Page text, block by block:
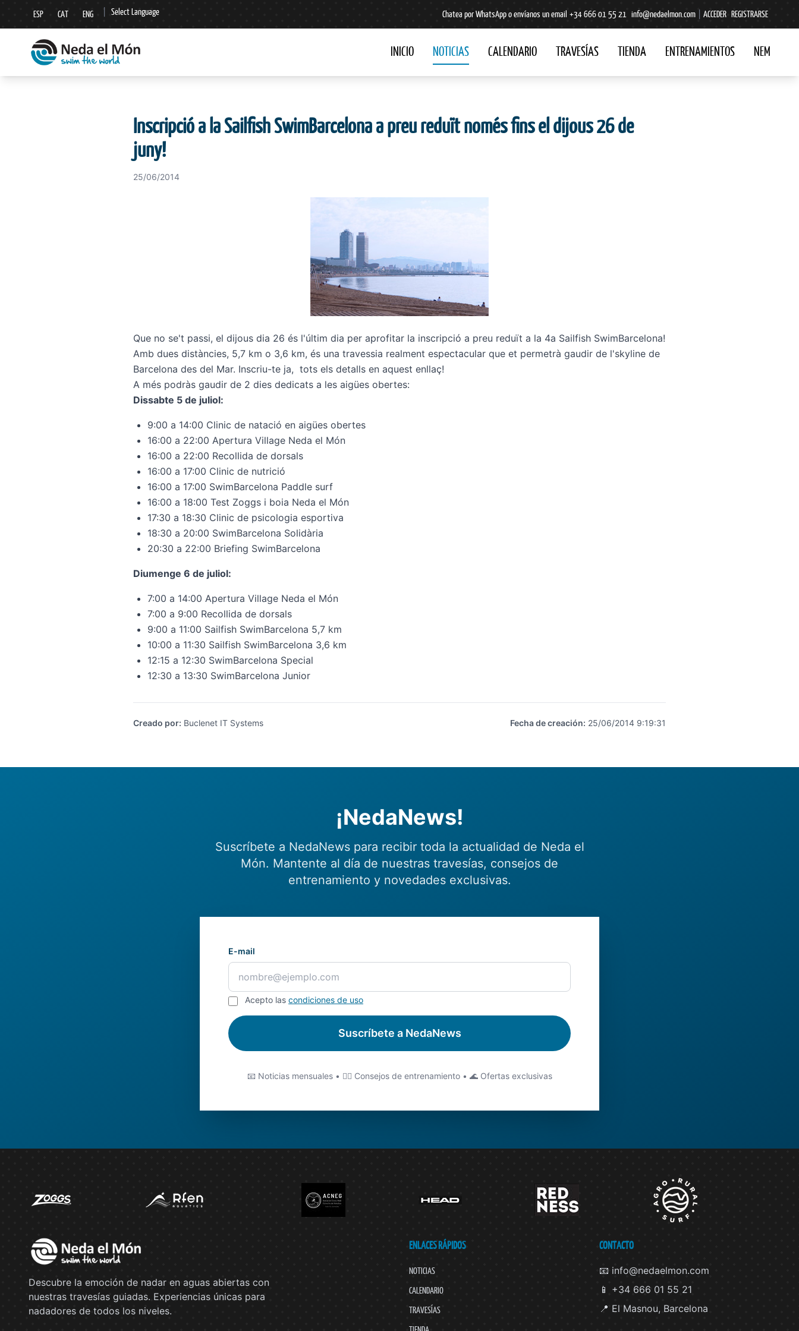
ESP CAT ENG Select Language
▼
Chatea por WhatsApp o envíanos un email +34 666 01 55 21 info@nedaelmon.com ACCEDER REGISTRARSE
INICIO NOTICIAS CALENDARIO TRAVESÍAS TIENDA ENTRENAMIENTOS NEM
Inscripció a la Sailfish SwimBarcelona a preu reduït només fins el dijous 26 de
juny!
25/06/2014
Que no se't passi, el dijous dia 26 és l'últim dia per aprofitar la inscripció a preu reduït a la 4a Sailfish SwimBarcelona!
Amb dues distàncies, 5,7 km o 3,6 km, és una travessia realment espectacular que et permetrà gaudir de l'skyline de
Barcelona des del Mar. Inscriu-te ja, tots els detalls en aquest enllaç!
A més podràs gaudir de 2 dies dedicats a les aigües obertes:
Dissabte 5 de juliol:
9:00 a 14:00 Clinic de natació en aigües obertes
16:00 a 22:00 Apertura Village Neda el Món
16:00 a 22:00 Recollida de dorsals
16:00 a 17:00 Clinic de nutrició
16:00 a 17:00 SwimBarcelona Paddle surf
16:00 a 18:00 Test Zoggs i boia Neda el Món
17:30 a 18:30 Clinic de psicologia esportiva
18:30 a 20:00 SwimBarcelona Solidària
20:30 a 22:00 Briefing SwimBarcelona
Diumenge 6 de juliol:
7:00 a 14:00 Apertura Village Neda el Món
7:00 a 9:00 Recollida de dorsals
9:00 a 11:00 Sailfish SwimBarcelona 5,7 km
10:00 a 11:30 Sailfish SwimBarcelona 3,6 km
12:15 a 12:30 SwimBarcelona Special
12:30 a 13:30 SwimBarcelona Junior
Creado por: Buclenet IT Systems Fecha de creación: 25/06/2014 9:19:31
¡NedaNews!
Suscríbete a NedaNews para recibir toda la actualidad de Neda el
Món. Mantente al día de nuestras travesías, consejos de
entrenamiento y novedades exclusivas.
E-mail
Acepto las condiciones de uso
Suscríbete a NedaNews
📧 Noticias mensuales • 🏊‍♂️ Consejos de entrenamiento • 🌊 Ofertas exclusivas
Descubre la emoción de nadar en aguas abiertas con
nuestras travesías guiadas. Experiencias únicas para
nadadores de todos los niveles.
ENLACES RÁPIDOS
NOTICIAS
CALENDARIO
TRAVESÍAS
CONTACTO
📧 info@nedaelmon.com
📱 +34 666 01 55 21
📍 El Masnou, Barcelona